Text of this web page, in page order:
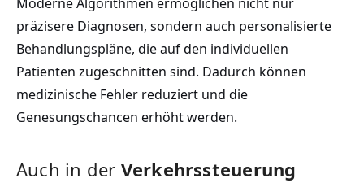
präzisere Diagnosen, sondern auch personalisierte
Behandlungspläne, die auf ⁤den ⁢individuellen
Patienten zugeschnitten sind. Dadurch können
medizinische ⁣Fehler reduziert und die
Genesungschancen erhöht werden.
Auch in der Verkehrssteuerung